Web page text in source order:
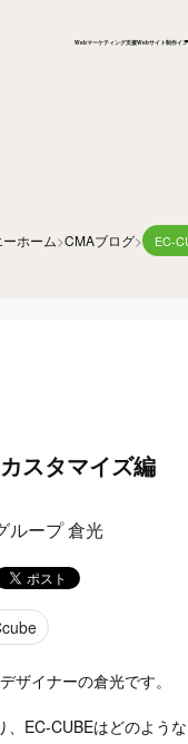
Webマーケティング支援Webサイト制作イ
ホーム CMAブログ EC-
スタマイズ編
ループ 倉光
ザイナーの倉光です。
、EC-CUBEはどのよう